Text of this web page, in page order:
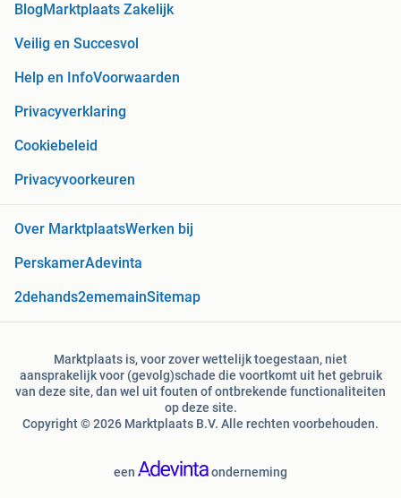
BlogMarktplaats Zakelijk
Veilig en Succesvol
Help en InfoVoorwaarden
Privacyverklaring
Cookiebeleid
Privacyvoorkeuren
Over MarktplaatsWerken bij
PerskamerAdevinta
2dehands2ememainSitemap
Marktplaats is, voor zover wettelijk toegestaan, niet
aansprakelijk voor (gevolg)schade die voortkomt uit het gebruik
van deze site, dan wel uit fouten of ontbrekende functionaliteiten
op deze site.
Copyright © 2026 Marktplaats B.V. Alle rechten voorbehouden.
een onderneming